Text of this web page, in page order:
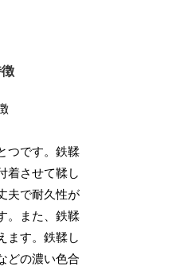
つです。鉄鞣
着させて鞣し
夫で耐久性が
。また、鉄鞣
ます。鉄鞣し
どの濃い色合